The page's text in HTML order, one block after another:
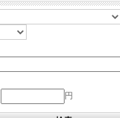
円